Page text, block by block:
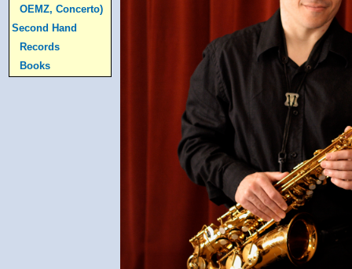
OEMZ, Concerto)
Second Hand
Records
Books